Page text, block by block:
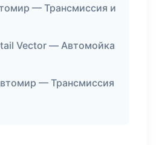
— Трансмиссия и
Vector — Автомойка
— Трансмиссия